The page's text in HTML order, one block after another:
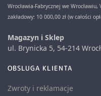
Wrocławia-Fabrycznej we Wrocławiu,
zakładowy: 10 000,00 zł (w całości
Magazyn i Sklep
ul. Brynicka 5, 54-214
OBSLUGA KLIENTA
Zwroty i reklamacje